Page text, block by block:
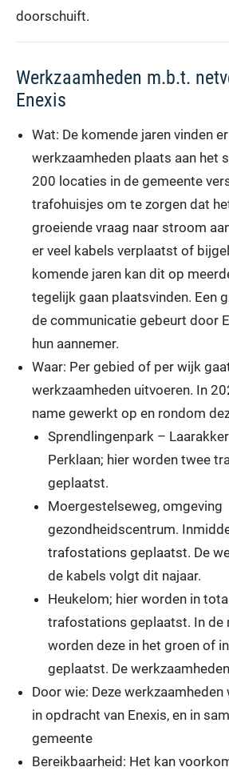
doorschuift.
Werkzaamheden m.b.t.
Enexis
Wat: De komende jaren vinden
werkzaamheden plaats aan het
200 locaties in de gemeente
trafohuisjes om te zorgen dat
groeiende vraag naar stroom
er veel kabels verplaatst of
komende jaren kan dit op
tegelijk gaan plaatsvinden. Een
de communicatie gebeurt door
hun aannemer.
Waar: Per gebied of per wijk
werkzaamheden uitvoeren. In
name gewerkt op en rondom
Sprendlingenpark –
Perklaan; hier worden twee
geplaatst.
Moergestelseweg, omgeving
gezondheidscentrum.
trafostations geplaatst. De
de kabels volgt dit najaar.
Heukelom; hier worden in
trafostations geplaatst. In de
worden deze in het groen of
geplaatst. De
Door wie: Deze
in opdracht van Enexis, en in
gemeente
Bereikbaarheid: Het kan